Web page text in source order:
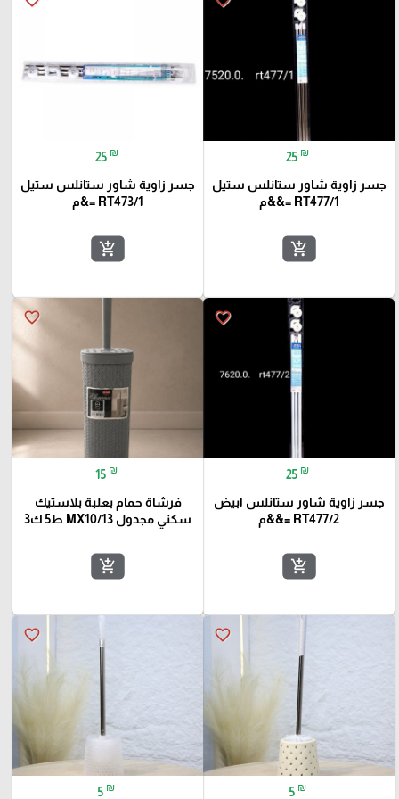
25 ₪
جسر زاوية شاور ستانلس ستيل
RT477/1 =&&م
add_shopping_cart
25 ₪
جسر زاوية شاور ستانلس ستيل
RT473/1 =&م
add_shopping_cart
favorite_border
25 ₪
جسر زاوية شاور ستانلس ابيض
RT477/2 =&&م
add_shopping_cart
favorite_border
15 ₪
فرشاة حمام بعلبة بلاستيك
سكني مجدول MX10/13 ط5 ك3
add_shopping_cart
favorite_border
5 ₪
favorite_border
5 ₪